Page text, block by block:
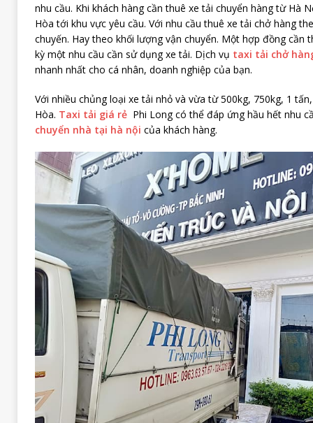
nhu cầu. Khi khách hàng cần thuê xe tải chuyển hàng từ Hà
Hòa tới khu vực yêu cầu. Với nhu cầu thuê xe tải chở hàng
chuyến. Hay theo khối lượng vận chuyển. Một hợp đồng cần
kỳ một nhu cầu cần sử dụng xe tải. Dịch vụ taxi tải chở
nhanh nhất cho cá nhân, doanh nghiệp của bạn.
Với nhiều chủng loại xe tải nhỏ và vừa từ 500kg, 750kg, 1
Hòa. Taxi tải giá rẻPhi Long có thể đáp ứng hầu hết nhu
chuyển nhà tại hà nội của khách hàng.